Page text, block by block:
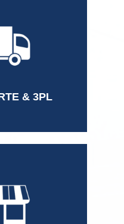
& 3PL
Manager
Humanos